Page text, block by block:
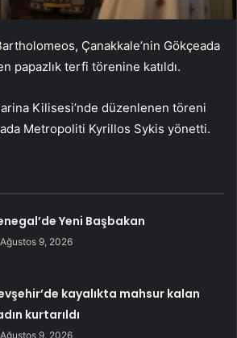
Çanakkale’nin Gökçeada
papazlık terfi törenine katıldı.
Kilisesi’nde düzenlenen töreni
Metropoliti Kyrillos Sykis yönetti.
Yeni Başbakan
Ağustos 9, 2026
kayalıkta mahsur kalan
kurtarıldı
Ağustos 9, 2026